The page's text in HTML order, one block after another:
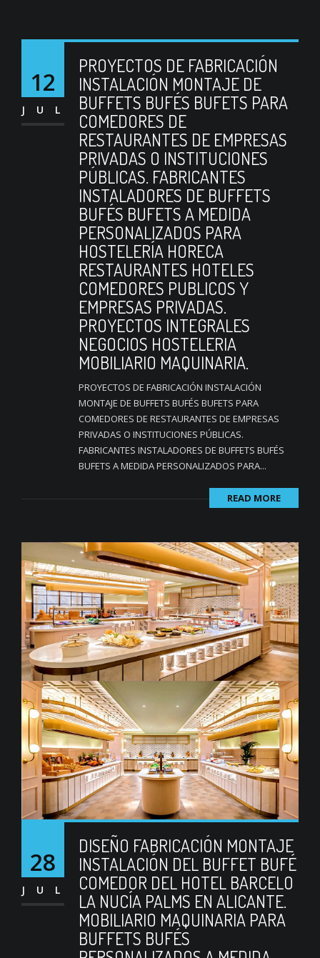
12
JUL
PROYECTOS DE FABRICACIÓN
INSTALACIÓN MONTAJE DE
BUFFETS BUFÉS BUFETS PARA
COMEDORES DE
RESTAURANTES DE EMPRESAS
PRIVADAS O INSTITUCIONES
PÚBLICAS. FABRICANTES
INSTALADORES DE BUFFETS
BUFÉS BUFETS A MEDIDA
PERSONALIZADOS PARA
HOSTELERÍA HORECA
RESTAURANTES HOTELES
COMEDORES PUBLICOS Y
EMPRESAS PRIVADAS.
PROYECTOS INTEGRALES
NEGOCIOS HOSTELERIA
MOBILIARIO MAQUINARIA.
PROYECTOS DE FABRICACIÓN INSTALACIÓN
MONTAJE DE BUFFETS BUFÉS BUFETS PARA
COMEDORES DE RESTAURANTES DE EMPRESAS
PRIVADAS O INSTITUCIONES PÚBLICAS.
FABRICANTES INSTALADORES DE BUFFETS BUFÉS
BUFETS A MEDIDA PERSONALIZADOS PARA...
READ MORE
28
JUL
DISEÑO FABRICACIÓN MONTAJE
INSTALACIÓN DEL BUFFET BUFÉ
COMEDOR DEL HOTEL BARCELO
LA NUCÍA PALMS EN ALICANTE.
MOBILIARIO MAQUINARIA PARA
BUFFETS BUFÉS